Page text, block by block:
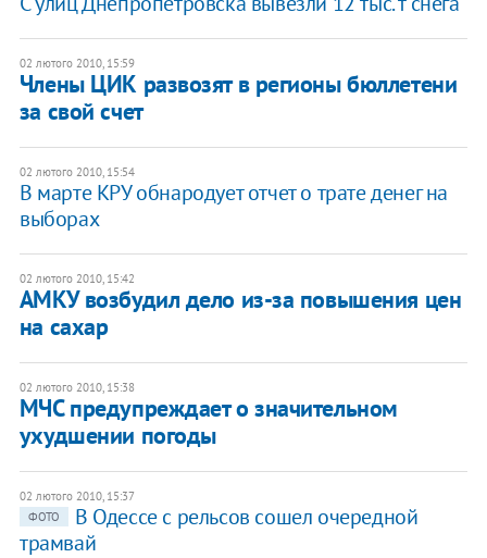
02 лютого 2010, 15:59
Члены ЦИК развозят в регионы бюллетени
за свой счет
02 лютого 2010, 15:54
В марте КРУ обнародует отчет о трате денег на
выборах
02 лютого 2010, 15:42
АМКУ возбудил дело из-за повышения цен
на сахар
02 лютого 2010, 15:38
МЧС предупреждает о значительном
ухудшении погоды
02 лютого 2010, 15:37
ФОТО
В Одессе с рельсов сошел очередной
трамвай